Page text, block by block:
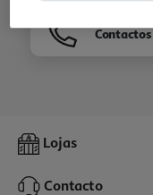
Contactos
Lojas
Contacto